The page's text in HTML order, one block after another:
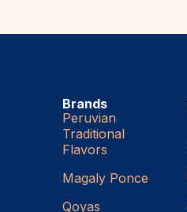
Brands
Peruvian
Traditional
Flavors
Magaly Ponce
Qoyas